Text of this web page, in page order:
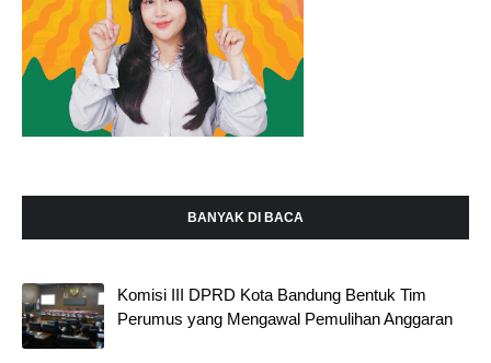
BANYAK DI BACA
Komisi III DPRD Kota Bandung Bentuk Tim
Perumus yang Mengawal Pemulihan Anggaran